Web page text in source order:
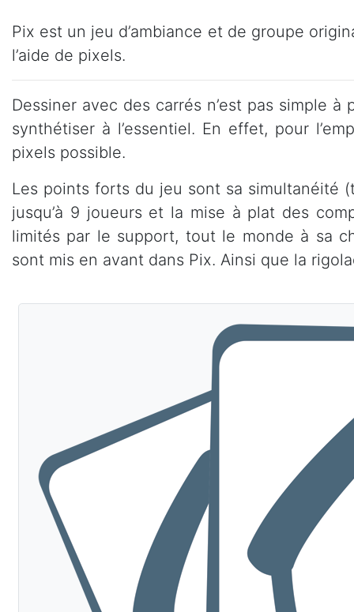
Pix est un jeu d’ambiance et de groupe
l’aide de pixels.
Dessiner avec des carrés n’est pas simple
synthétiser à l’essentiel. En effet, pour
pixels possible.
Les points forts du jeu sont sa simultanéité
jusqu’à 9 joueurs et la mise à plat des
limités par le support, tout le monde à sa
sont mis en avant dans Pix. Ainsi que la